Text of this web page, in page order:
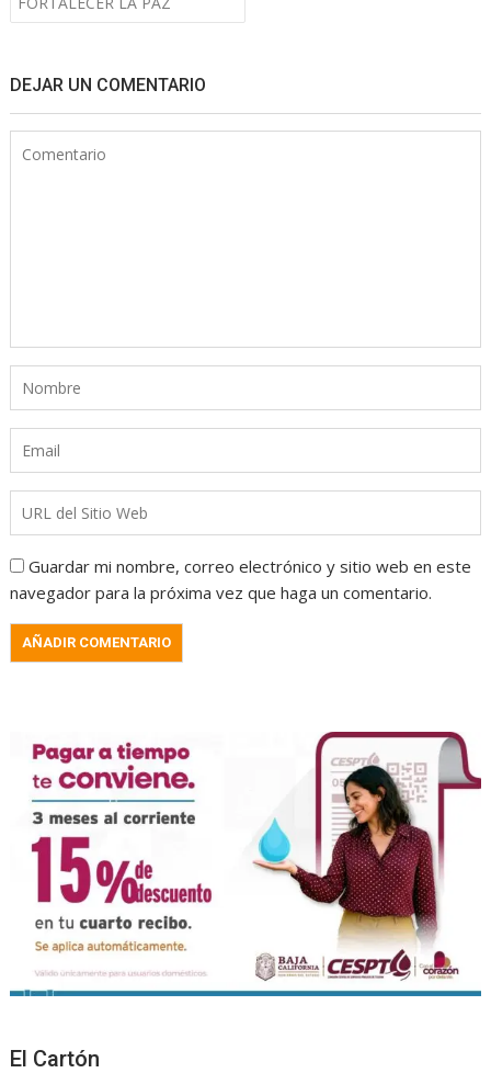
DEJAR UN COMENTARIO
Guardar mi nombre, correo electrónico y sitio web en este
navegador para la próxima vez que haga un comentario.
El Cartón